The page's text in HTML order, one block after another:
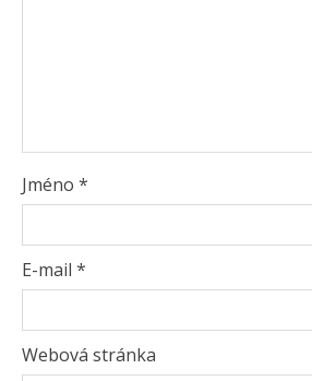
Jméno *
E-mail *
Webová stránka